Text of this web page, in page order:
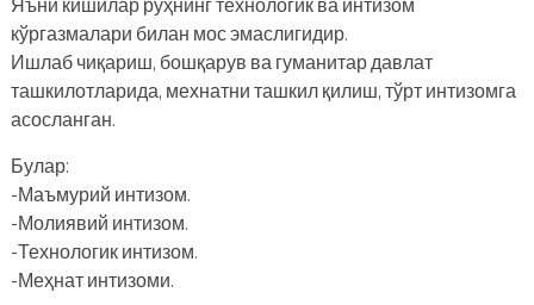
кўргазмалари билан мос эмаслигидир.
Ишлаб чиқариш, бошқарув ва гуманитар давлат
ташкилотларида, мехнатни ташкил қилиш, тўрт интизомга
асосланган.
Булар:
-Маъмурий интизом.
-Молиявий интизом.
-Технологик интизом.
-Меҳнат интизоми.